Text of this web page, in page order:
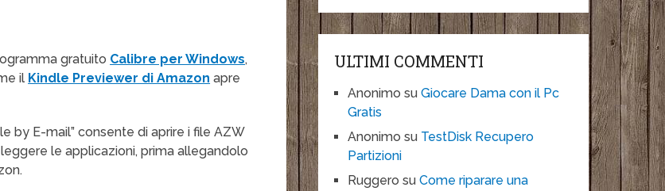
gratuito Calibre per Windows,
il Kindle Previewer di Amazon apre
by E-mail” consente di aprire i file AZW
le applicazioni, prima allegandolo
ULTIMI COMMENTI
Anonimo suGiocare Dama con il Pc
Gratis
Anonimo su TestDisk Recupero
Partizioni
Ruggero suCome riparare una